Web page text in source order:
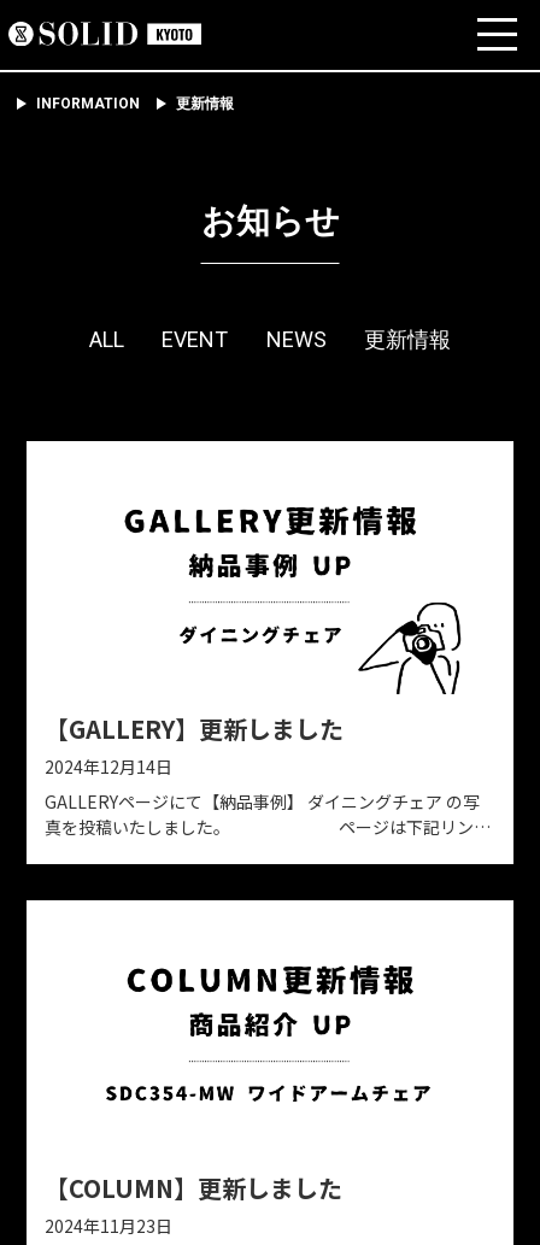
INFORMATION 更新情報
お知らせ
ALL EVENT NEWS 更新情報
【GALLERY】更新しました
2024年12月14日
GALLERYページにて【納品事例】 ダイニングチェア の写
真を投稿いたしました。 ページは下記リンク
【COLUMN】更新しました
2024年11月23日